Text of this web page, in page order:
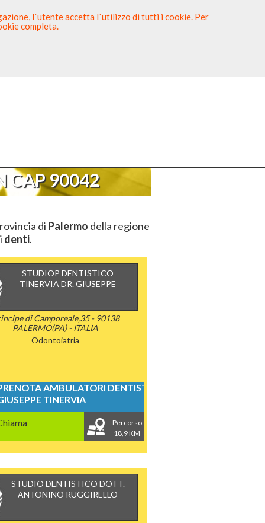
CAP 90042
di Palermo della regione
denti.
STUDIOP DENTISTICO
TINERVIA DR. GIUSEPPE
di Camporeale,35 - 90138
PALERMO(PA) - ITALIA
Odontoiatria
AMBULATORI DENTISTICI
TINERVIA
Percorso
18,9 KM
STUDIO DENTISTICO DOTT.
ANTONINO RUGGIRELLO
l´utente accetta l´utilizzo di tutti i cookie. Per
completa.